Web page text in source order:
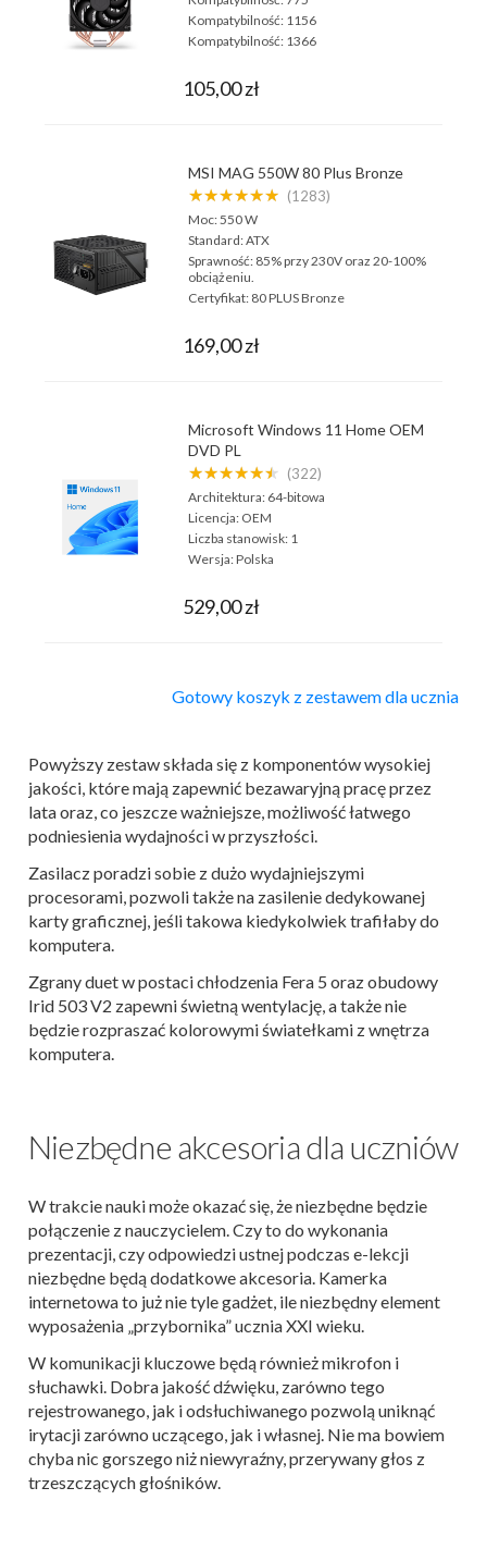
Kompatybilność: 1156
Kompatybilność: 1366
105,00 zł
MSI MAG 550W 80 Plus Bronze
★★★★★★ (1283)
Moc: 550 W
Standard:ATX
Sprawność: 85% przy 230V oraz 20-100%
obciążeniu.
Certyfikat: 80 PLUS Bronze
169,00 zł
Microsoft Windows 11 Home OEM
DVD PL
★★★★★★ (322)
Architektura: 64-bitowa
Licencja: OEM
Liczba stanowisk: 1
Wersja:Polska
529,00 zł
Gotowy koszyk z zestawem dla ucznia
Powyższy zestaw składa się z komponentów wysokiej
jakości, które mają zapewnić bezawaryjną pracę przez
lata oraz, co jeszcze ważniejsze, możliwość łatwego
podniesienia wydajności w przyszłości.
Zasilacz poradzi sobie z dużo wydajniejszymi
procesorami, pozwoli także na zasilenie dedykowanej
karty graficznej, jeśli takowa kiedykolwiek trafiłaby do
komputera.
Zgrany duet w postaci chłodzenia Fera 5 oraz obudowy
Irid 503 V2 zapewni świetną wentylację, a także nie
będzie rozpraszać kolorowymi światełkami z wnętrza
komputera.
Niezbędne akcesoria dla uczniów
W trakcie nauki może okazać się, że niezbędne będzie
połączenie z nauczycielem. Czy to do wykonania
prezentacji, czy odpowiedzi ustnej podczas e-lekcji
niezbędne będą dodatkowe akcesoria. Kamerka
internetowa to już nie tyle gadżet, ile niezbędny element
wyposażenia „przybornika” ucznia XXI wieku.
W komunikacji kluczowe będą również mikrofon i
słuchawki. Dobra jakość dźwięku, zarówno tego
rejestrowanego, jak i odsłuchiwanego pozwolą uniknąć
irytacji zarówno uczącego, jak i własnej. Nie ma bowiem
chyba nic gorszego niż niewyraźny, przerywany głos z
trzeszczących głośników.